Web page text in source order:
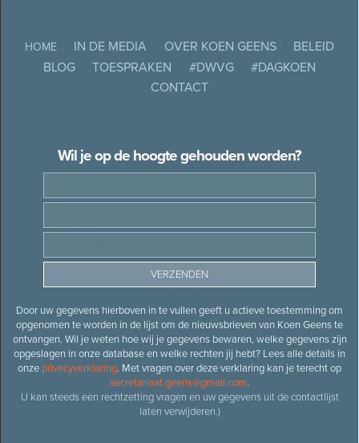
HOME IN DE MEDIA OVER KOEN GEENS
BELEID
BLOG
TOESPRAKEN #DWVG
#DAGKOEN
CONTACT
Wil je op de hoogte gehouden worden?
Door uw gegevens hierboven in te vullen geeft u actieve toestemming om
opgenomen te worden in de lijst om de nieuwsbrieven van Koen Geens te
ontvangen. Wil je weten hoe wij je gegevens bewaren, welke gegevens zijn
opgeslagen in onze database en welke rechten jij hebt? Lees alle details in
onze privacyverklaring. Met vragen over deze verklaring kan je terecht op
secretariaat.geens@gmail.com.
U kan steeds een rechtzetting vragen en uw gegevens uit de contactlijst
laten verwijderen.)